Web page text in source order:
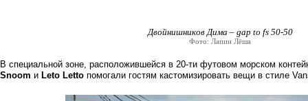
Двойнишников Дима – gap to fs 50-50
Фото: Лапин Лёша
В специальной зоне, расположившейся в 20-ти футовом морском
Snoom и Leto Letto помогали гостям кастомизировать вещи в стиле